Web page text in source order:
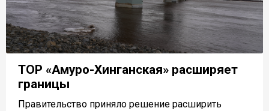
ТОР «Амуро-Хинганская» расширяет
границы
Правительство приняло решение расширить